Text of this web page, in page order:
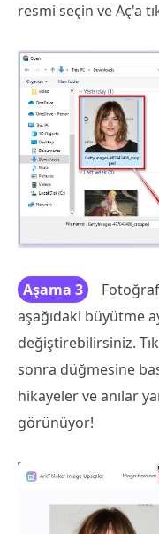
resmi seçin ve Aç'a
Aşama 3
aşağıdaki büyütme
değiştirebilirsiniz.
sonra düğmesine
hikayeler ve anılar
görünüyor!